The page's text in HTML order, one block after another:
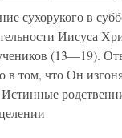
сухорукого в
Иисуса
(13—19).
в том, что Он